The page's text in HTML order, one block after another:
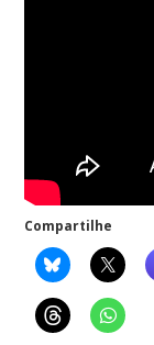
Compartilhe